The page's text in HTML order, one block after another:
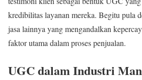
kredibilitas layanan mereka. Begitu pula
jasa lainnya yang mengandalkan
faktor utama dalam proses penjualan.
UGC dalam Industri